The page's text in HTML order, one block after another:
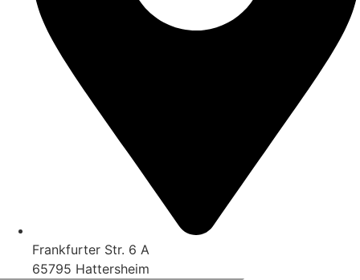
Frankfurter Str. 6 A
65795 Hattersheim